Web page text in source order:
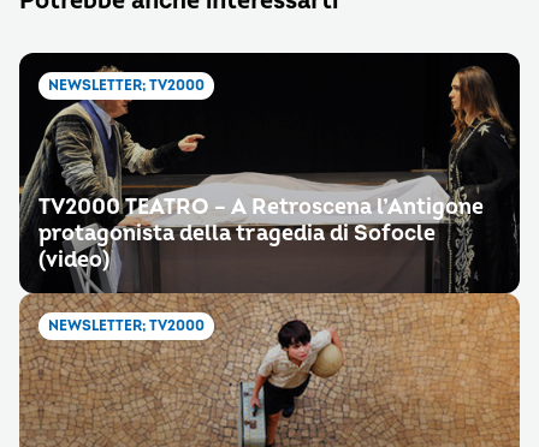
NEWSLETTER; TV2000
TV2000 TEATRO – A Retroscena l’Antigone
protagonista della tragedia di Sofocle
(video)
NEWSLETTER; TV2000